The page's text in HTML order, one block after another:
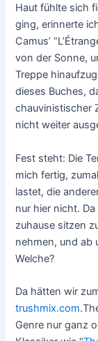
Haut fühlte sich
ging, erinnerte
Camus’
von der Sonne,
Treppe
dieses Buches,
chauvinistischer
nicht weiter
Fest steht: Die
mich fertig,
lastet, die
nur hier nicht.
zuhause sitzen
nehmen, und ab
Welche?
Da hätten wir
trushmix.com
Genre nur ganz